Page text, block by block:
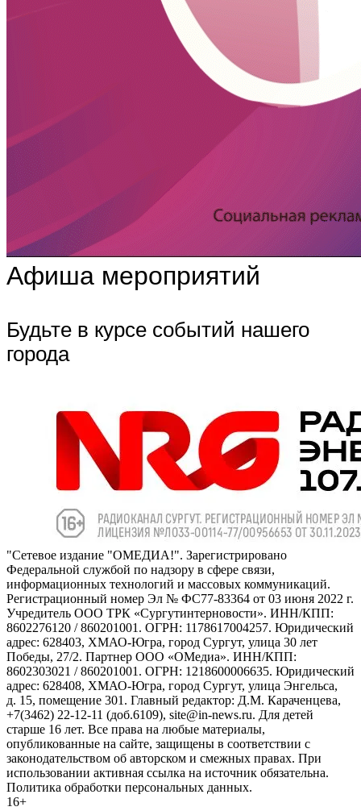
Афиша мероприятий
Будьте в курсе событий нашего
города
"Сетевое издание "ОМЕДИА!". Зарегистрировано
Федеральной службой по надзору в сфере связи,
информационных технологий и массовых коммуникаций.
Регистрационный номер Эл № ФС77-83364 от 03 июня 2022 г.
Учредитель ООО ТРК «Сургутинтерновости». ИНН/КПП:
8602276120 / 860201001. ОГРН: 1178617004257. Юридический
адрес: 628403, ХМАО-Югра, город Сургут, улица 30 лет
Победы, 27/2. Партнер ООО «ОМедиа». ИНН/КПП:
8602303021 / 860201001. ОГРН: 1218600006635. Юридический
адрес: 628408, ХМАО-Югра, город Сургут, улица Энгельса,
д. 15, помещение 301. Главный редактор: Д.М. Караченцева,
+7(3462) 22-12-11 (доб.6109), site@in-news.ru. Для детей
старше 16 лет. Все права на любые материалы,
опубликованные на сайте, защищены в соответствии с
законодательством об авторском и смежных правах. При
использовании активная ссылка на источник обязательна.
Политика обработки персональных данных.
16+